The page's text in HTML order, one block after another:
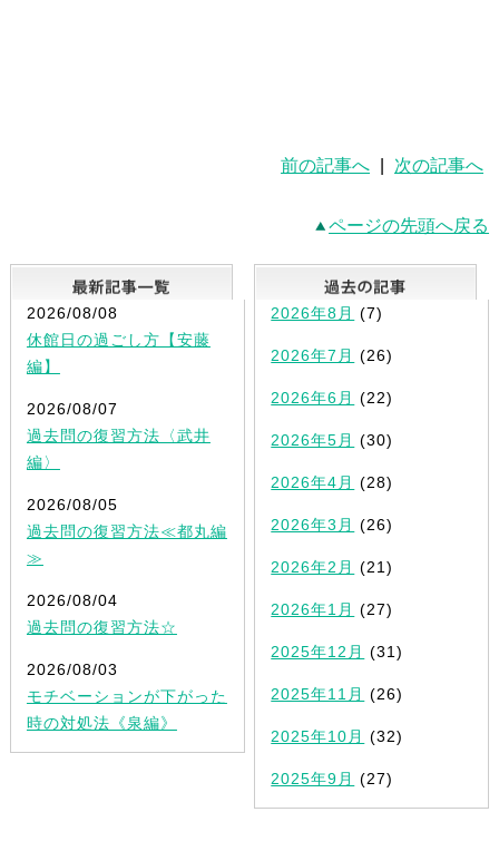
前の記事へ 次の記事へ
ページの先頭へ戻る
最新記事一覧
2026/08/08
休館日の過ごし方【安藤
編】
2026/08/07
過去問の復習方法〈武井
編〉
2026/08/05
過去問の復習方法≪都丸編
≫
2026/08/04
過去問の復習方法☆
2026/08/03
モチベーションが下がった
時の対処法《泉編》
2026年8月 (7)
2026年7月 (26)
2026年6月 (22)
2026年5月 (30)
2026年4月 (28)
2026年3月 (26)
2026年2月 (21)
2026年1月 (27)
2025年12月 (31)
2025年11月 (26)
2025年10月 (32)
2025年9月 (27)